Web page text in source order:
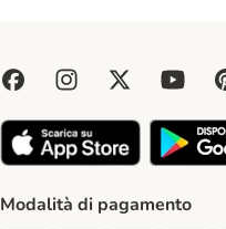
Modalità di pagamento